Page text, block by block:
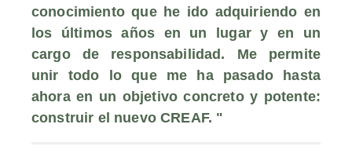
conocimiento que he ido adquiriendo en
los últimos años en un lugar y en un
cargo de responsabilidad. Me permite
unir todo lo que me ha pasado hasta
ahora en un objetivo concreto y potente:
construir el nuevo CREAF. "